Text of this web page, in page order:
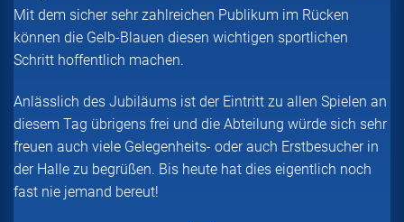
Mit dem sicher sehr zahlreichen Publikum im Rücken
können die Gelb-Blauen diesen wichtigen sportlichen
Schritt hoffentlich machen.
Anlässlich des Jubiläums ist der Eintritt zu allen Spielen an
diesem Tag übrigens frei und die Abteilung würde sich sehr
freuen auch viele Gelegenheits- oder auch Erstbesucher in
der Halle zu begrüßen. Bis heute hat dies eigentlich noch
fast nie jemand bereut!